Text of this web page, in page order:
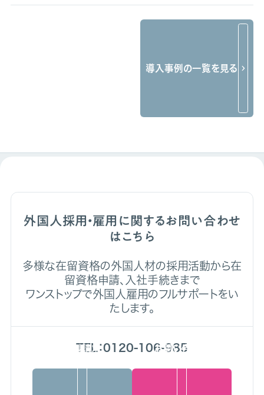
導入事例の一覧を見る
外国人採用・雇用に関するお問い合わせ
はこちら
多様な在留資格の外国人材の採用活動から在
留資格申請、入社手続きまで
ワンストップで外国人雇用のフルサポートをい
たします。
TEL：0120-106-985